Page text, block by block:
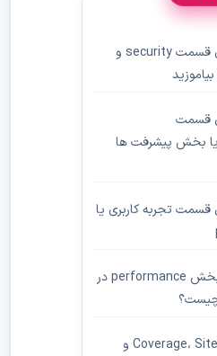
آموزش سرچ کنسول قسمت security و
قسمت
enhancements یا بخش پیشرفت ها
تجربه کاربری یا
آموزش جامع سئو بخش performance در
آموزش کامل Coverage، Sitemap و